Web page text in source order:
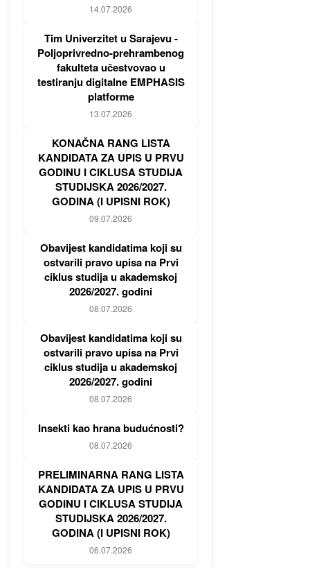
14.07.2026
Tim Univerzitet u Sarajevu -
Poljoprivredno-prehrambenog
fakulteta učestvovao u
testiranju digitalne EMPHASIS
platforme
13.07.2026
KONAČNA RANG LISTA
KANDIDATA ZA UPIS U PRVU
GODINU I CIKLUSA STUDIJA
STUDIJSKA 2026/2027.
GODINA (I UPISNI ROK)
09.07.2026
Obavijest kandidatima koji su
ostvarili pravo upisa na Prvi
ciklus studija u akademskoj
2026/2027. godini
08.07.2026
Obavijest kandidatima koji su
ostvarili pravo upisa na Prvi
ciklus studija u akademskoj
2026/2027. godini
08.07.2026
Insekti kao hrana budućnosti?
08.07.2026
PRELIMINARNA RANG LISTA
KANDIDATA ZA UPIS U PRVU
GODINU I CIKLUSA STUDIJA
STUDIJSKA 2026/2027.
GODINA (I UPISNI ROK)
06.07.2026